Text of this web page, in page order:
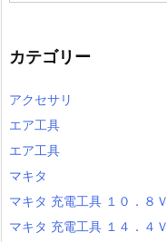
カテゴリー
アクセサリ
エア工具
エア工具
マキタ
マキタ 充電工具 １０．８Ｖ
マキタ 充電工具 １４．４Ｖ